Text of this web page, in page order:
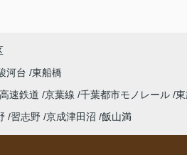
河台 東船橋
速鉄道 京葉線 千葉都市モノレール
習志野 京成津田沼 飯山満